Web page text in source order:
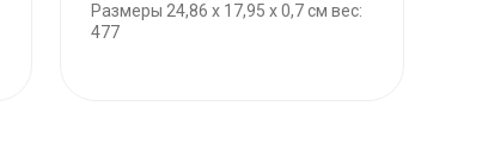
Размеры 24,86 x 17,95 x 0,7 см вес:
477